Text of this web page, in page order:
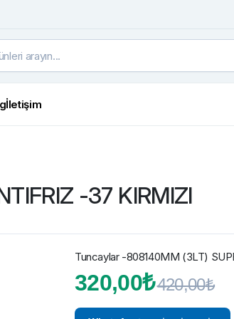
İletişim
-37 KIRMIZI
Tuncaylar -808140MM (3LT)
420,00₺
320,00₺